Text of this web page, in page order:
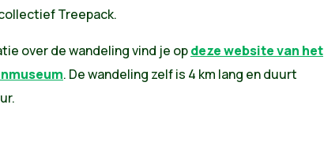
Treepack.
over de wandeling vind je opdeze website van het
. De wandeling zelf is 4 km lang en duurt